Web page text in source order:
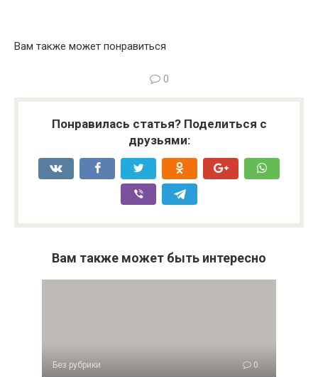
Вам также может понравиться
0
Понравилась статья? Поделиться с
друзьями:
Вам также может быть интересно
Без рубрики 0